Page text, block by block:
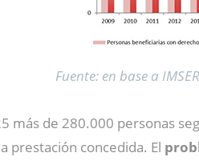
Fuente: en base a
más de 280.000 personas
prestación concedida. El